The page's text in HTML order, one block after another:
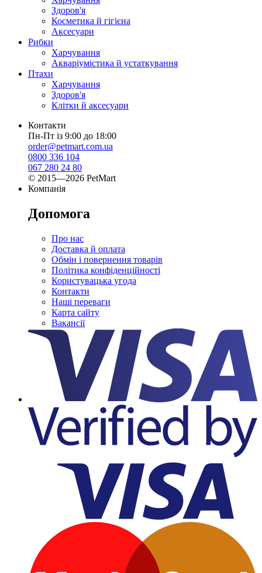
Здоров'я
Косметика й гігієна
Аксесуари
Рибки
Харчування
Акваріумістика й устаткування
Птахи
Харчування
Здоров'я
Клітки й аксесуари
Контакти
Пн-Пт із 9:00 до 18:00
order@petmart.com.ua
0800 336 104
067 280 24 80
© 2015—2026 PetMart
Компанія
Допомога
Про нас
Доставка й оплата
Обмін і повернення товарів
Політика конфіденційності
Користувацька угода
Контакти
Наші переваги
Карта сайту
Вакансії